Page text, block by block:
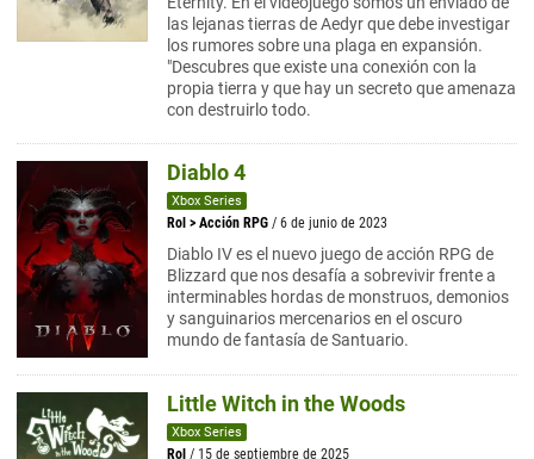
las lejanas tierras de Aedyr que debe investigar
los rumores sobre una plaga en expansión.
"Descubres que existe una conexión con la
propia tierra y que hay un secreto que amenaza
con destruirlo todo.
Diablo 4
Xbox Series
Rol > Acción RPG / 6 de junio de 2023
Diablo IV es el nuevo juego de acción RPG de
Blizzard que nos desafía a sobrevivir frente a
interminables hordas de monstruos, demonios
y sanguinarios mercenarios en el oscuro
mundo de fantasía de Santuario.
Little Witch in the Woods
Xbox Series
Rol / 15 de septiembre de 2025